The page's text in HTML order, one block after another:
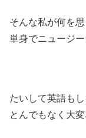
そんな私が何を思
単身でニュージ
たいして英語も
とんでもなく大